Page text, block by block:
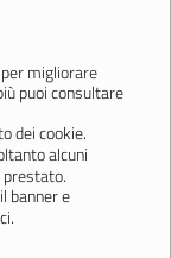
migliorare
puoi consultare
dei cookie.
alcuni
prestato.
banner e